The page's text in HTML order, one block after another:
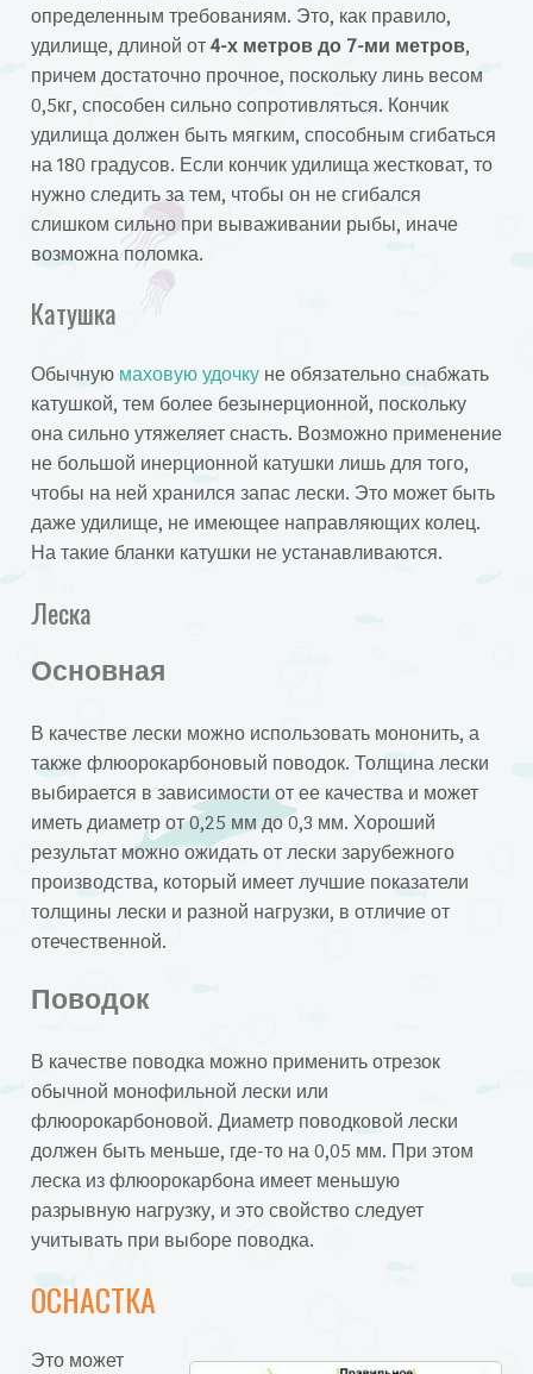
определенным требованиям. Это, как правило,
удилище, длиной от 4-х метров до 7-ми метров,
причем достаточно прочное, поскольку линь весом
0,5кг, способен сильно сопротивляться. Кончик
удилища должен быть мягким, способным сгибаться
на 180 градусов. Если кончик удилища жестковат, то
нужно следить за тем, чтобы он не сгибался
слишком сильно при вываживании рыбы, иначе
возможна поломка.
Катушка
Обычную маховую удочкуне обязательно снабжать
катушкой, тем более безынерционной, поскольку
она сильно утяжеляет снасть. Возможно применение
не большой инерционной катушки лишь для того,
чтобы на ней хранился запас лески. Это может быть
даже удилище, не имеющее направляющих колец.
На такие бланки катушки не устанавливаются.
Леска
Основная
В качестве лески можно использовать мононить, а
также флюорокарбоновый поводок. Толщина лески
выбирается в зависимости от ее качества и может
иметь диаметр от 0,25 мм до 0,3 мм. Хороший
результат можно ожидать от лески зарубежного
производства, который имеет лучшие показатели
толщины лески и разной нагрузки, в отличие от
отечественной.
Поводок
В качестве поводка можно применить отрезок
обычной монофильной лески или
флюорокарбоновой. Диаметр поводковой лески
должен быть меньше, где-то на 0,05 мм. При этом
леска из флюорокарбона имеет меньшую
разрывную нагрузку, и это свойство следует
учитывать при выборе поводка.
ОСНАСТКА
Это может